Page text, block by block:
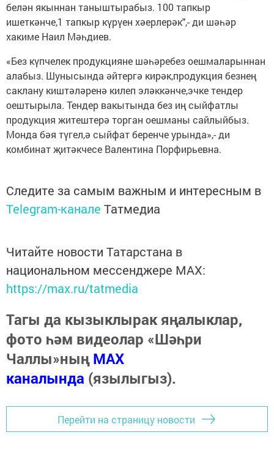
белән якыннан таныштырабыз. 100 тапкыр
ишеткәнче,1 тапкыр күрүен хәерлерәк",- ди шәһәр
хакиме Наил Мәһдиев.
«Без күпчелек продукцияне шәһәребез оешмаларыннан
алабыз. Шунысында әйтергә кирәк,продукция безнең
саклану киштәләренә килеп эләккәнче,эчке тендер
оештырыла. Тендер вакытында без иң сыйфатлы
продукция житештерә торган оешманы сайлыйбыз.
Монда бәя түгел,ә сыйфат беренче урында»,- ди
комбинат җитәкчесе Валентина Порфирьевна.
Следите за самым важным и интересным в
Telegram-канале Татмедиа
Читайте новости Татарстана в
национальном мессенджере MАХ:
https://max.ru/tatmedia
Тагы да кызыклырак яңалыклар,
фото һәм видеолар «Шәһри
Чаллы»ныңMAX
каналында (язылыгыз).
Перейти на страницу новости